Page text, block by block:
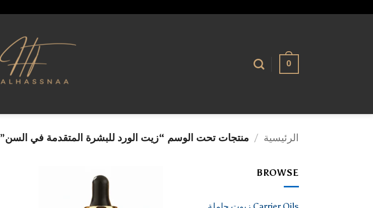
0
الرئيسية / منتجات تحت الوسم “زيت الورد للبشرة المتقدمة في السن”
BROWSE